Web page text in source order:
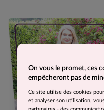
On vous le promet, ces
empêcheront pas de
Ce site utilise des cookies
et analyser son utilisation,